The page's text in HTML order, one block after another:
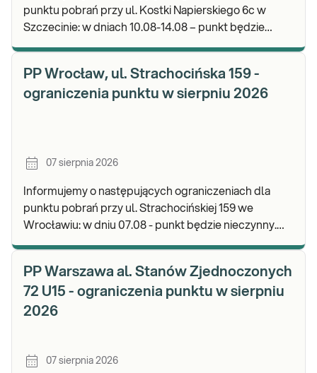
punktu pobrań przy ul. Kostki Napierskiego 6c w
Szczecinie: w dniach 10.08-14.08 – punkt będzie
PP Wrocław, ul. Strachocińska 159 -
ograniczenia punktu w sierpniu 2026
07 sierpnia 2026
Informujemy o następujących ograniczeniach dla
punktu pobrań przy ul. Strachocińskiej 159 we
Wrocławiu: w dniu 07.08 - punkt będzie nieczynny.
PP Warszawa al. Stanów Zjednoczonych
72 U15 - ograniczenia punktu w sierpniu
2026
07 sierpnia 2026